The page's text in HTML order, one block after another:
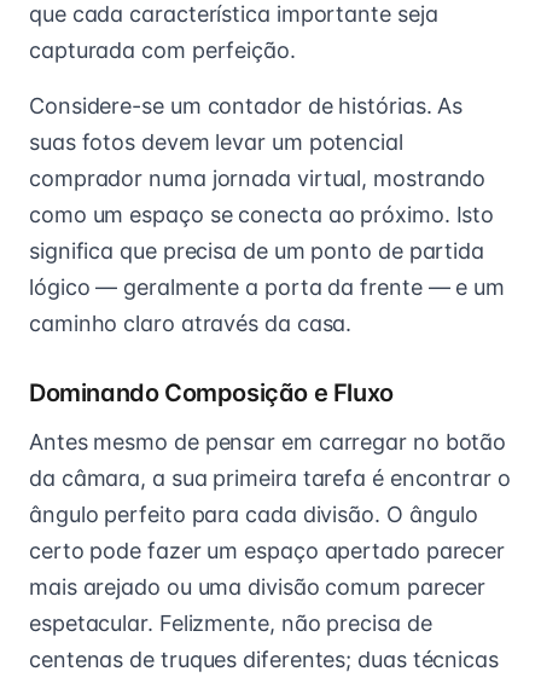
que cada característica importante seja
capturada com perfeição.
Considere-se um contador de histórias. As
suas fotos devem levar um potencial
comprador numa jornada virtual, mostrando
como um espaço se conecta ao próximo. Isto
significa que precisa de um ponto de partida
lógico — geralmente a porta da frente — e um
caminho claro através da casa.
Dominando Composição e Fluxo
Antes mesmo de pensar em carregar no botão
da câmara, a sua primeira tarefa é encontrar o
ângulo perfeito para cada divisão. O ângulo
certo pode fazer um espaço apertado parecer
mais arejado ou uma divisão comum parecer
espetacular. Felizmente, não precisa de
centenas de truques diferentes; duas técnicas